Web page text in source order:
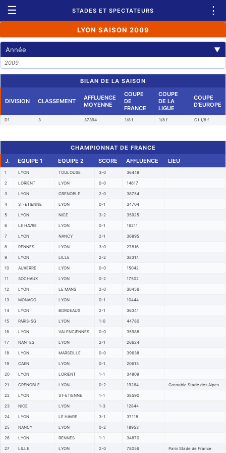
☰ STADES ET SPECTATEURS ⋮
LYON SAISON 2009
Année ▼
2009
BILAN DE LA SAISON
DIVISION CLASSEMENT
AFFLUENCE
MOYENNE
COUPE
DE
FRANCE
COUPE
DE LA
LIGUE
COUPE
D'EUROPE
D1 3 37394 1/8 f 1/8 f C1 1/8 f
CHAMPIONNAT DE FRANCE
J.
EQUIPE 1 EQUIPE 2 SCORE AFFLUENCE LIEU
1 LYON TOULOUSE 3-0 36448
2 LORIENT LYON 0-0 14617
3 LYON GRENOBLE 2-0 38754
4 ST-ETIENNE LYON 0-1 34704
5 LYON NICE 3-2 35925
6 LE HAVRE LYON 0-1 16211
7 LYON NANCY 2-1 36895
8 RENNES LYON 3-0 27816
9 LYON LILLE 2-2 38314
10 AUXERRE LYON 0-0 15042
11 SOCHAUX LYON 0-2 17502
12 LYON LE MANS 2-0 36456
13 MONACO LYON 0-1 10444
14 LYON BORDEAUX 2-1 36341
15 PARIS-SG LYON 1-0 44780
16 LYON VALENCIENNES 0-0 35988
17 NANTES LYON 2-1 26624
18 LYON MARSEILLE 0-0 39638
19 CAEN LYON 0-1 20613
20 LYON LORIENT 1-1 34809
21 GRENOBLE LYON 0-2 19264 Grenoble Stade des Alpes
22 LYON ST-ETIENNE 1-1 38590
23 NICE LYON 1-3 12844
24 LYON LE HAVRE 3-1 37118
25 NANCY LYON 0-2 18953
26 LYON RENNES 1-1 34870
27 LILLE LYON 2-0 78056 Paris Stade de France